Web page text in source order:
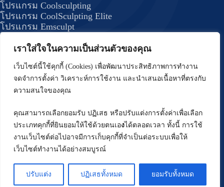
เราใส่ใจในความเป็นส่วนตัวของคุณ
เว็บไซต์นี้ใช้คุกกี้ (Cookies) เพื่อพัฒนาประสิทธิภาพการทำงาน
จดจำการตั้งค่า วิเคราะห์การใช้งาน และนำเสนอเนื้อหาที่ตรงกับ
ความสนใจของคุณ
คุณสามารถเลือกยอมรับ ปฏิเสธ หรือปรับแต่งการตั้งค่าเพื่อเลือก
ประเภทคุกกี้ที่ยินยอมให้ใช้ด้วยตนเองได้ตลอดเวลา ทั้งนี้ การใช้
งานเว็บไซต์ต่อไปอาจมีการเก็บคุกกี้ที่จำเป็นต่อระบบเพื่อให้
เว็บไซต์ทำงานได้อย่างสมบูรณ์
ปรับแต่ง ปฏิเสธทั้งหมด ยอมรับทั้งหมด
โปรแกรม Coolsculpting
โปรแกรม CoolSculpting Elite
โปรแกรม Emsculpt
โปรแกรม Forma Plus (BodyTite)
โปรแกรม JUVELOOK
โปรแกรม J Plasma กระชับสัดส่วน
โปรแกรมรักษาสิว
โปรแกรม Deep Scar
โปรแกรม บริเวณผม
โปรแกรม ปลูกผม FUE
โปรแกรมปลูกผมด้วยเทคนิค Long Hair (Non –
Shaven FUE)
โปรแกรม ร้อยไหม
โปรแกรม Oligio